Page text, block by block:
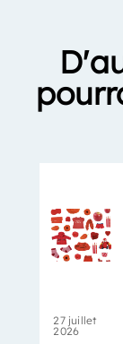
27 juillet
2026